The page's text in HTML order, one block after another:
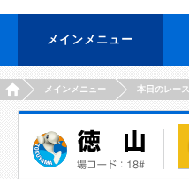
メインメニュー
HOMEメインメニュー 本日のレース